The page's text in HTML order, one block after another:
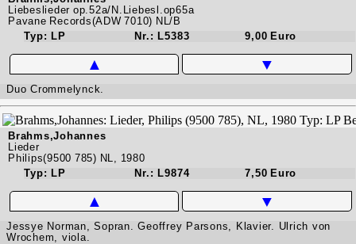
Liebeslieder op.52a/N.Liebesl.op65a
Pavane Records(ADW 7010) NL/B
Typ: LP
Nr.: L5383 9,00 Euro
▲ ▼
Duo Crommelynck.
Brahms,Johannes
Lieder
Philips(9500 785) NL, 1980
Typ: LP
Nr.: L9874 7,50 Euro
▲ ▼
Jessye Norman, Sopran. Geoffrey Parsons, Klavier. Ulrich von
Wrochem, viola.